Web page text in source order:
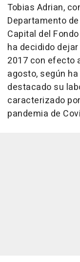
Tobias Adrian,
Departamento
Capital del
ha decidido
2017 con efecto
agosto, según
destacado su
caracterizado
pandemia de